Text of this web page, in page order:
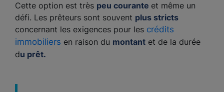
Cette option est très peu courante et même un
défi. Les prêteurs sont souvent plus stricts
concernant les exigences pour les crédits
immobiliers en raison du montant et de la durée
du prêt.